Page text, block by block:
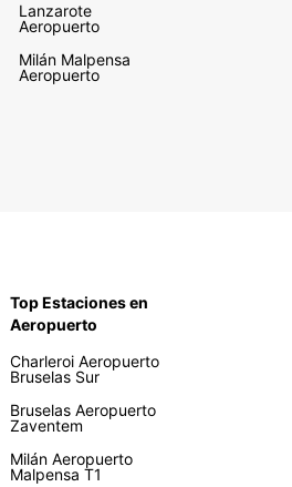
Lanzarote
Aeropuerto
Milán Malpensa
Aeropuerto
Top Estaciones en
Aeropuerto
Charleroi Aeropuerto
Bruselas Sur
Bruselas Aeropuerto
Zaventem
Milán Aeropuerto
Malpensa T1